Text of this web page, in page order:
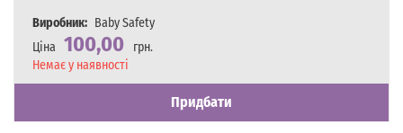
Виробник: Baby Safety
Ціна 100,00
грн.
Наявність
Немає у наявності
Придбати